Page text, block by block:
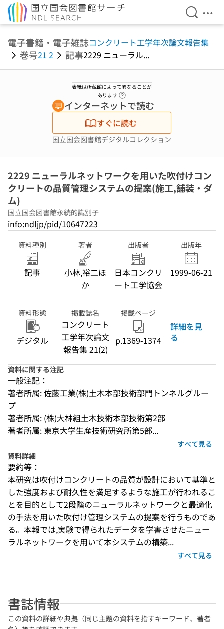
検索を
メ
電子書籍・電子雑誌コンクリート工学年次論文報告集
巻号21 2 記事2229 ニューラル...
表紙は所蔵館によって異なることが
あります
インターネットで読む
すぐに読む
国立国会図書館デジタルコレクション
2229 ニューラルネットワークを用いた吹付けコン
クリートの品質管理システムの提案(施工,舗装・ダ
ム)
国立国会図書館永続的識別子
info:ndljp/pid/10647223
資料種別
記事
著者
小林,裕二ほ
か
出版者
日本コンクリ
ート工学協会
出版年
1999-06-21
資料形態
デジタル
掲載誌名
コンクリート
工学年次論文
報告集 21(2)
掲載ページ
p.1369-1374
詳細を見
る
資料に関する注記
一般注記：
著者所属: 佐藤工業(株)土木本部技術部門トンネルグルー
プ
著者所属: (株)大林組土木技術本部技術第2部
著者所属: 東京大学生産技術研究所第5部...
すべて見る
資料詳細
要約等：
本研究は吹付けコンクリートの品質が設計において基準と
した強度および耐久性を満足するような施工が行われるこ
とを目的として2段階のニューラルネットワークと最適化
の手法を用いた吹付け管理システムの提案を行うものであ
る。本報では,実験で得られたデータを学害させたニュー
ラルネットワークを用いて本システムの構築...
すべて見る
書誌情報
この資料の詳細や典拠（同じ主題の資料を指すキーワード、著者